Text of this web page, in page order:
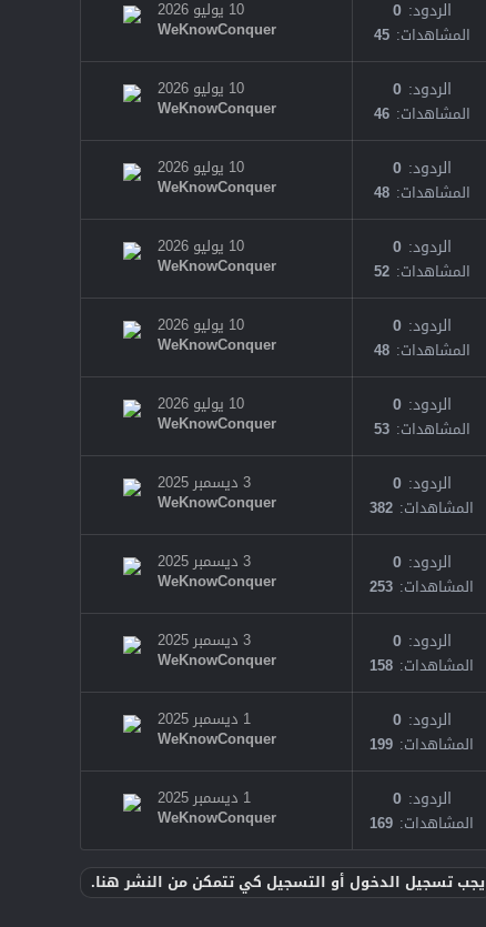
الردود 0
المشاهدات 45
10 يوليو 2026
WeKnowConquer
الردود 0
المشاهدات 46
10 يوليو 2026
WeKnowConquer
الردود 0
المشاهدات 48
10 يوليو 2026
WeKnowConquer
الردود 0
المشاهدات 52
10 يوليو 2026
WeKnowConquer
الردود 0
المشاهدات 48
10 يوليو 2026
WeKnowConquer
الردود 0
المشاهدات 53
10 يوليو 2026
WeKnowConquer
الردود 0
المشاهدات 382
3 ديسمبر 2025
WeKnowConquer
الردود 0
المشاهدات 253
3 ديسمبر 2025
WeKnowConquer
الردود 0
المشاهدات 158
3 ديسمبر 2025
WeKnowConquer
الردود 0
المشاهدات 199
1 ديسمبر 2025
WeKnowConquer
الردود 0
المشاهدات 169
1 ديسمبر 2025
WeKnowConquer
يجب تسجيل الدخول أو التسجيل كي تتمكن من النشر هنا.